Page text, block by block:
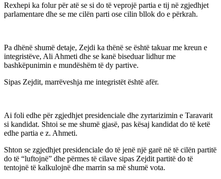
Rexhepi ka folur për atë se si do të veprojë partia e tij në zgjedhjet
parlamentare dhe se me cilën parti ose cilin bllok do e përkrah.
Pa dhënë shumë detaje, Zejdi ka thënë se është takuar me kreun e
integristëve, Ali Ahmeti dhe se kanë biseduar lidhur me
bashkëpunimin e mundëshëm të dy partive.
Sipas Zejdit, marrëveshja me integristët është afër.
Ai foli edhe për zgjedhjet presidenciale dhe zyrtarizimin e Taravarit
si kandidat. Shtoi se me shumë gjasë, pas kësaj kandidat do të ketë
edhe partia e z. Ahmeti.
Shton se zgjedhjet presidenciale do të jenë një garë në të cilën partitë
do të “luftojnë” dhe përmes të cilave sipas Zejdit partitë do të
tentojnë të kalkulojnë dhe marrin sa më shumë vota.